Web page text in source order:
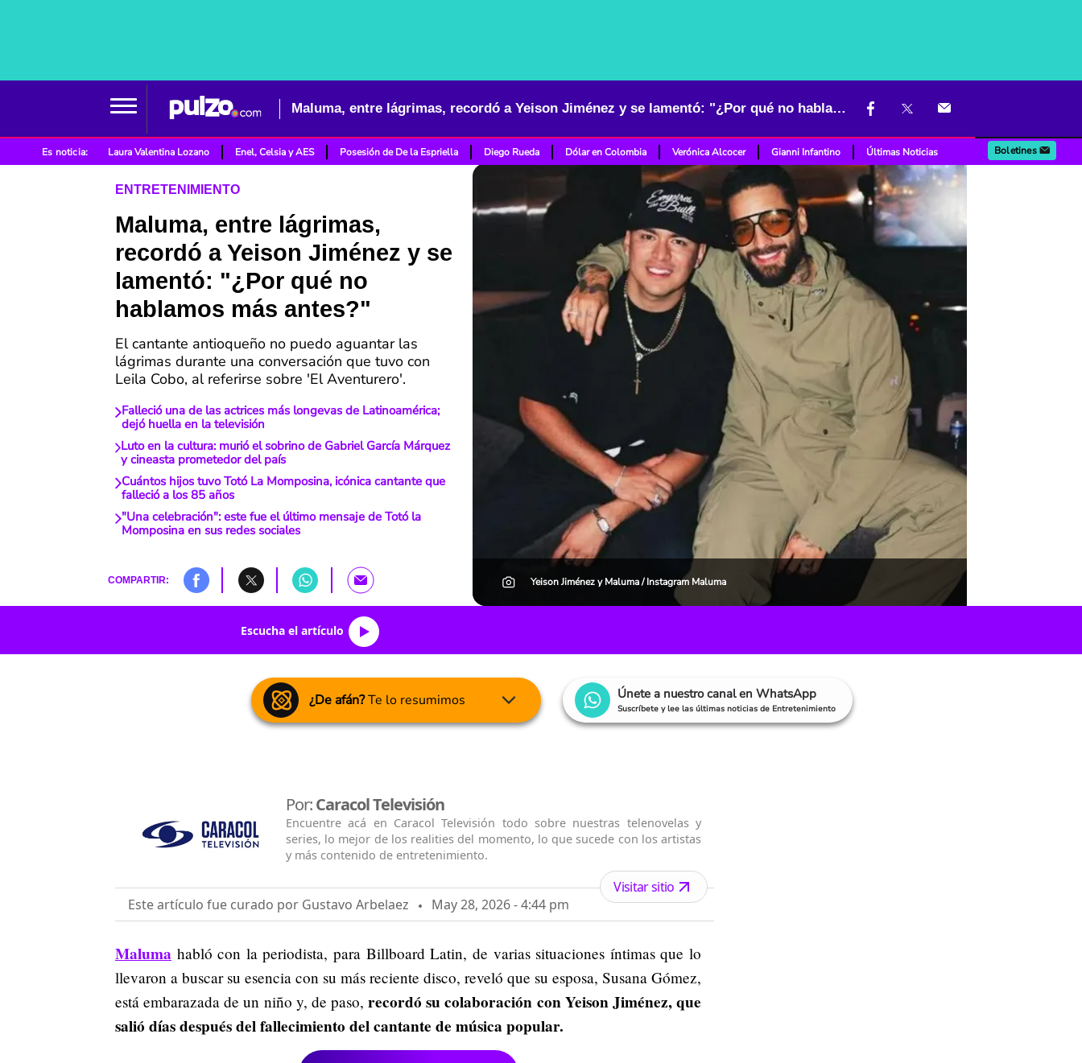
Maluma, entre lágrimas, recordó a Yeison Jiménez y se lamentó: "¿Por qué no hablamos más antes?"
Es noticia: Laura Valentina Lozano Enel, Celsia y AES Posesión de De la Espriella Diego Rueda Dólar en Colombia Verónica Alcocer Gianni Infantino Últimas Noticias Boletines
ENTRETENIMIENTO
Maluma, entre lágrimas,
recordó a Yeison Jiménez y se
lamentó: "¿Por qué no
hablamos más antes?"
El cantante antioqueño no puedo aguantar las
lágrimas durante una conversación que tuvo con
Leila Cobo, al referirse sobre 'El Aventurero'.
Falleció una de las actrices más longevas de Latinoamérica;
dejó huella en la televisión
Luto en la cultura: murió el sobrino de Gabriel García Márquez
y cineasta prometedor del país
Cuántos hijos tuvo Totó La Momposina, icónica cantante que
falleció a los 85 años
"Una celebración": este fue el último mensaje de Totó la
Momposina en sus redes sociales
COMPARTIR: Yeison Jiménez y Maluma / Instagram Maluma
Escucha el artículo
¿De afán?Te lo resumimos Únete a nuestro canal en WhatsApp
Suscríbete y lee las últimas noticias de Entretenimiento
Por:Caracol Televisión
Encuentre acá en Caracol Televisión todo sobre nuestras telenovelas y
series, lo mejor de los realities del momento, lo que sucede con los artistas
y más contenido de entretenimiento.
Este artículo fue curado por Gustavo Arbelaez May 28, 2026 - 4:44 pm
Visitar sitio
Maluma habló con la periodista, para Billboard Latin, de varias situaciones íntimas que lo
llevaron a buscar su esencia con su más reciente disco, reveló que su esposa, Susana Gómez,
está embarazada de un niño y, de paso,recordó su colaboración con Yeison Jiménez, que
salió días después del fallecimiento del cantante de música popular.